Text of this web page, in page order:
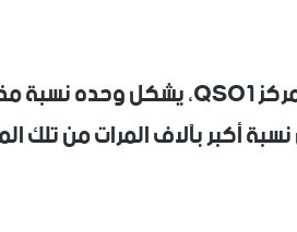
أكبر بآلاف المرات من تلك